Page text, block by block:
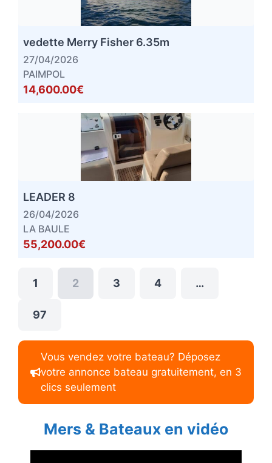
vedette Merry Fisher 6.35m
27/04/2026
PAIMPOL
14,600.00€
LEADER 8
26/04/2026
LA BAULE
55,200.00€
1 2 3 4 …
97
Vous vendez votre bateau? Déposez
votre annonce bateau gratuitement, en 3
clics seulement
Mers & Bateaux en vidéo